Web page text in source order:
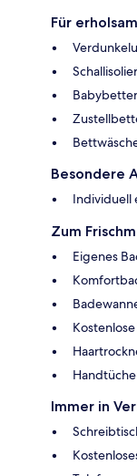
Für
Besondere
Individuell
Zum
Eigenes
Immer in